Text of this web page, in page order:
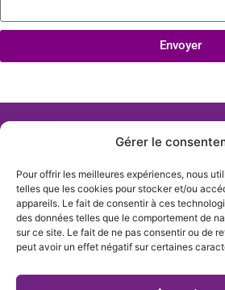
Gérer le
Pour offrir les meilleures expériences, nous
telles que les cookies pour stocker et/ou
appareils. Le fait de consentir à ces
des données telles que le comportement de
sur ce site. Le fait de ne pas consentir ou de
peut avoir un effet négatif sur certaines
Envoyer
Actualités Qui sommes-